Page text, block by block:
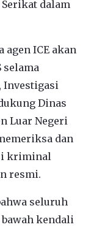
dalam
agen ICE akan
selama
Investigasi
Dinas
Luar Negeri
dan
kriminal
resmi.
seluruh
kendali